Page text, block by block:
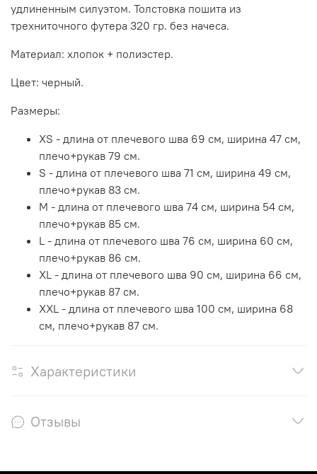
удлиненным силуэтом. Толстовка пошита из
трехниточного футера 320 гр. без начеса.
Материал: хлопок + полиэстер.
Цвет: черный.
Размеры:
XS - длина от плечевого шва 69 см, ширина 47 см,
плечо+рукав 79 см.
S - длина от плечевого шва 71 см, ширина 49 см,
плечо+рукав 83 см.
М - длина от плечевого шва 74 см, ширина 54 см,
плечо+рукав 85 см.
L - длина от плечевого шва 76 см, ширина 60 см,
плечо+рукав 86 см.
XL - длина от плечевого шва 90 см, ширина 66 см,
плечо+рукав 87 см.
XXL - длина от плечевого шва 100 см, ширина 68
см, плечо+рукав 87 см.
Характеристики
Отзывы